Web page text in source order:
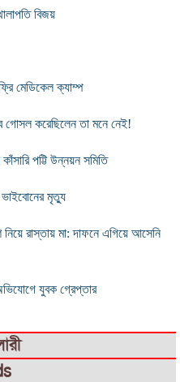
বিজয়
মেডিকেল ক্যাম্প
গোসল করেছিলেন তা মনে নেই!
পট্টি উন্নয়ন সমিতি
ভাইবোনের মৃত্যু
নিয়ে রাস্তায় মা: দাফনে এগিয়ে আসেনি
যুবক গ্রেপ্তার